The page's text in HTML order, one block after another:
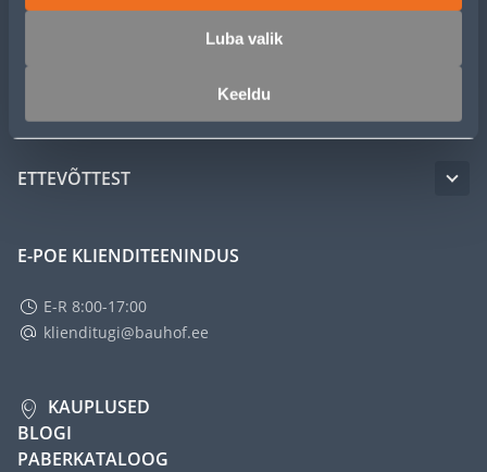
Luba valik
Keeldu
MEISTRIKLUBI
ETTEVÕTTEST
E-POE KLIENDITEENINDUS
E-R 8:00-17:00
klienditugi@bauhof.ee
KAUPLUSED
BLOGI
PABERKATALOOG